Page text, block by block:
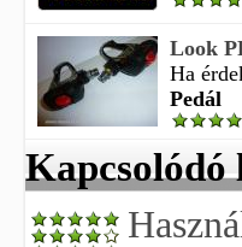
Look
Ha
Pedál
Kapcsolódó